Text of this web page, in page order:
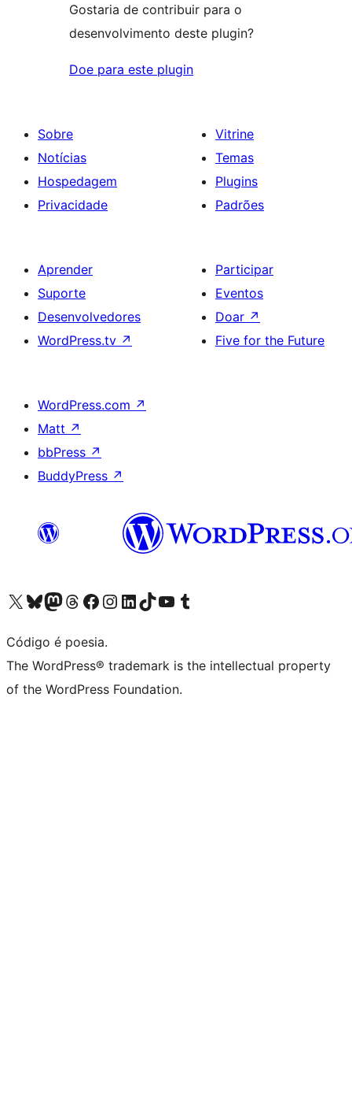
Gostaria de contribuir para o
desenvolvimento deste plugin?
Doe para este plugin
Sobre
Notícias
Hospedagem
Privacidade
Vitrine
Temas
Plugins
Padrões
Aprender
Suporte
Desenvolvedores
WordPress.tv ↗
Participar
Eventos
Doar ↗
Five for the Future
WordPress.com ↗
Matt ↗
bbPress ↗
BuddyPress ↗
Acessar nossa conta do X (antigo Twitter)
Acessar nossa conta do Bluesky
Acessar nossa conta do Mastodon
Acessar nossa conta do Threads
Acessar nossa página do Facebook
Acessar nossa conta do Instagram
Acessar nossa conta do LinkedIn
Acessar nossa conta do TikTok
Acessar nosso canal do YouTube
Acessar nossa conta no Tumblr
Código é poesia.
The WordPress® trademark is the intellectual property
of the WordPress Foundation.